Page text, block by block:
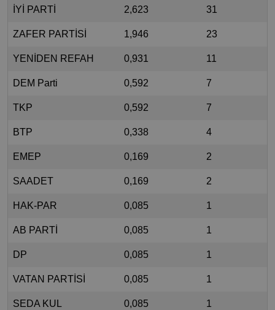
İYİ PARTİ 2,623 31
ZAFER PARTİSİ 1,946 23
YENİDEN REFAH 0,931 11
DEM Parti 0,592 7
TKP 0,592 7
BTP 0,338 4
EMEP 0,169 2
SAADET 0,169 2
HAK-PAR 0,085 1
AB PARTİ 0,085 1
DP 0,085 1
VATAN PARTİSİ 0,085 1
SEDA KUL 0,085 1